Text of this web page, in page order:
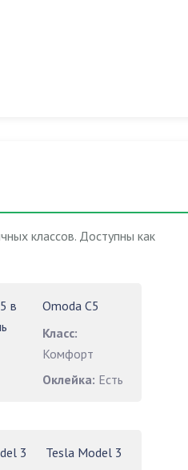
классов. Доступны как
Omoda C5
Класс:
Комфорт
Оклейка: Есть
Tesla Model 3